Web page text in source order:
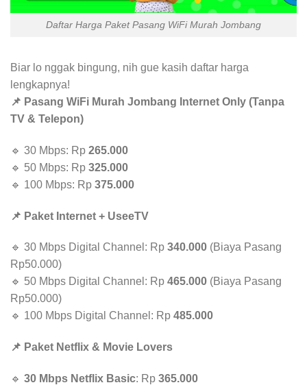
Daftar Harga Paket Pasang WiFi Murah Jombang
Biar lo nggak bingung, nih gue kasih daftar harga
lengkapnya!
📌 Pasang WiFi Murah Jombang Internet Only (Tanpa
TV & Telepon)
🔹 30 Mbps: Rp 265.000
🔹 50 Mbps: Rp 325.000
🔹 100 Mbps: Rp 375.000
📌 Paket Internet + UseeTV
🔹 30 Mbps Digital Channel: Rp 340.000 (Biaya Pasang
Rp50.000)
🔹 50 Mbps Digital Channel: Rp 465.000 (Biaya Pasang
Rp50.000)
🔹 100 Mbps Digital Channel: Rp 485.000
📌 Paket Netflix & Movie Lovers
🔹 30 Mbps Netflix Basic: Rp 365.000